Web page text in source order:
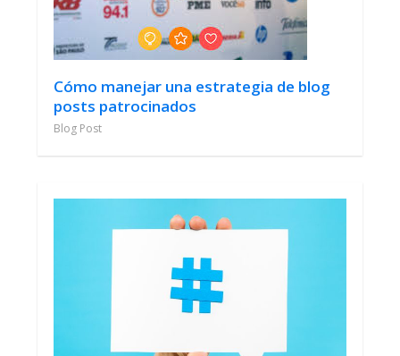
Cómo manejar una estrategia de blog
posts patrocinados
Blog Post